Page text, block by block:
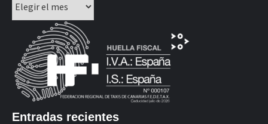
Entradas recientes